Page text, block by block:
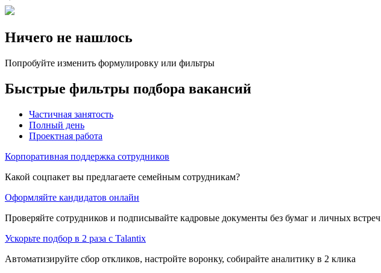
Ничего не нашлось
Попробуйте изменить формулировку или фильтры
Быстрые фильтры подбора вакансий
Частичная занятость
Полный день
Проектная работа
Корпоративная поддержка сотрудников
Какой соцпакет вы предлагаете семейным сотрудникам?
Оформляйте кандидатов онлайн
Проверяйте сотрудников и подписывайте кадровые документы без бумаг и личных встреч
Ускорьте подбор в 2 раза с Talantix
Автоматизируйте сбор откликов, настройте воронку, собирайте аналитику в 2 клика